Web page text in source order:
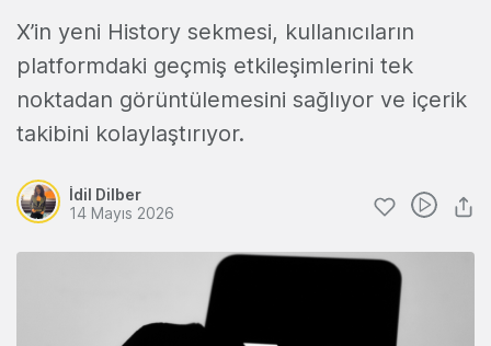
X’in yeni History sekmesi, kullanıcıların
platformdaki geçmiş etkileşimlerini tek
noktadan görüntülemesini sağlıyor ve içerik
takibini kolaylaştırıyor.
İdil Dilber
14 Mayıs 2026